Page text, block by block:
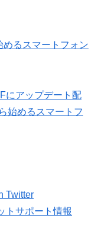
めるスマートフォン
にアップデート配
始めるスマートフ
Twitter
トサポート情報